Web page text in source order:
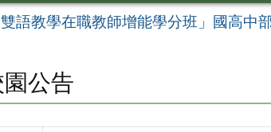
語教學在職教師增能學分班」國高中
公告